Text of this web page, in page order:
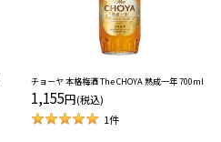
チョーヤ 本格梅酒 The CHOYA 熟成一年 700ml
1,155円(税込)
1件